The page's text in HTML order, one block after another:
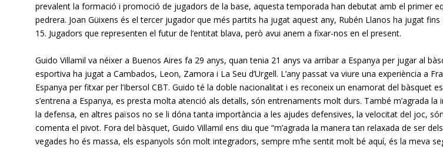
prevalent la formació i promoció de jugadors de la base, aquesta temporada han debutat amb el primer
pedrera. Joan Güixens és el tercer jugador que més partits ha jugat aquest any, Rubén Llanos ha jugat fins
15. Jugadors que representen el futur de l’entitat blava, però avui anem a fixar-nos en el present.
Guido Villamil va néixer a Buenos Aires fa 29 anys, quan tenia 21 anys va arribar a Espanya per jugar al
esportiva ha jugat a Cambados, Leon, Zamora i La Seu d’Urgell. L’any passat va viure una experiència a
Espanya per fitxar per l’Ibersol CBT. Guido té la doble nacionalitat i es reconeix un enamorat del bàsquet
s’entrena a Espanya, es presta molta atenció als detalls, són entrenaments molt durs. També m’agrada la
la defensa, en altres països no se li dóna tanta importància a les ajudes defensives, la velocitat del joc,
comenta el pivot. Fora del bàsquet, Guido Villamil ens diu que “m’agrada la manera tan relaxada de ser
vegades ho és massa, els espanyols són molt integradors, sempre m’he sentit molt bé aquí, és la meva